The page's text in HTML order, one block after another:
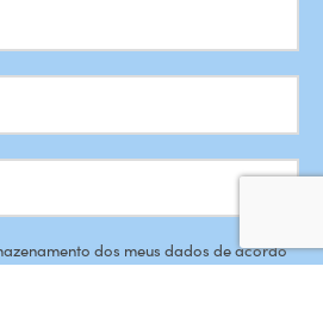
dos meus dados de acordo
de Privacidade